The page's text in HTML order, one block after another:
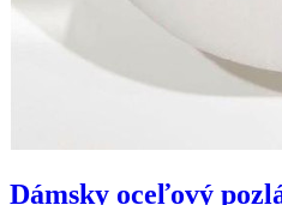
Dámsky oceľový